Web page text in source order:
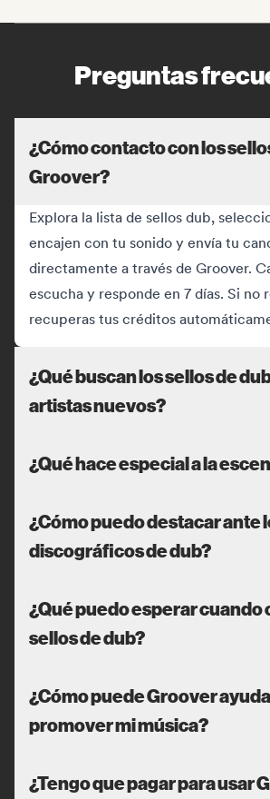
Preguntas
¿Cómo contacto con los
Groover?
Explora la lista de sellos dub,
encajen con tu sonido y envía tu
directamente a través de Groover.
escucha y responde en 7 días. Si no
recuperas tus créditos
¿Qué buscan los sellos de
artistas nuevos?
¿Qué hace especial a la
¿Cómo puedo destacar ante
discográficos de dub?
¿Qué puedo esperar cuando
sellos de dub?
¿Cómo puede Groover
promover mi música?
¿Tengo que pagar para usar